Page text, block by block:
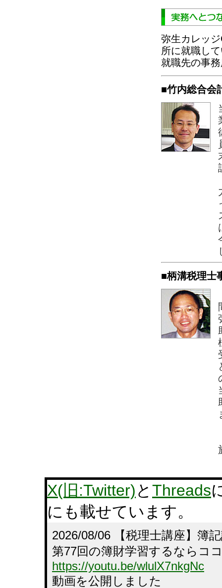
弥生カレッ
所に就職し
就職先の事
■竹内総合会
■柄溝税理士
X(旧:Twitter)と Threads
にも載せています。
2026/08/06 【税理士講座】簿
第77回の簿財学習するならコ
https://youtu.be/wlulX7nkgNc
動画を公開しました